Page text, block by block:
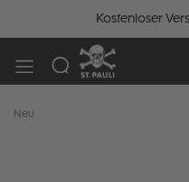
Kostenloser
Neu